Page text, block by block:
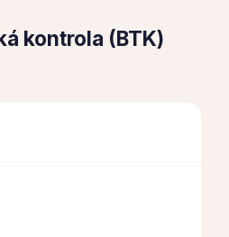
kontrola (BTK)